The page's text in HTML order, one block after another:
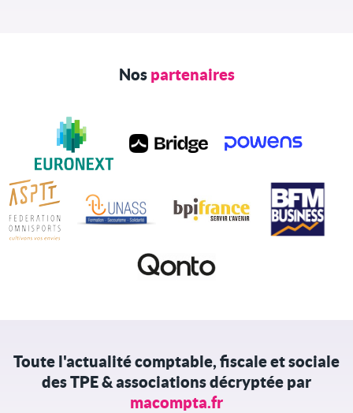
Nos partenaires
Toute l'actualité comptable, fiscale et sociale
des TPE & associations décryptée par
macompta.fr